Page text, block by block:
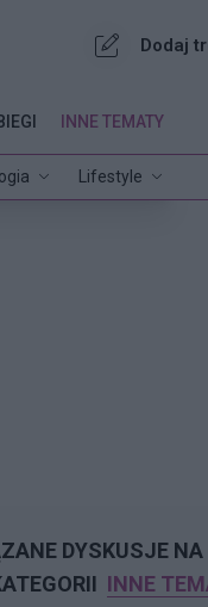
Dodaj
Lifestyle
INNE TEMATY
DYSKUSJE
INNE